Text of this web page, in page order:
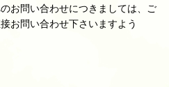
お問い合わせにつきましては、ご
お問い合わせ下さいますよう